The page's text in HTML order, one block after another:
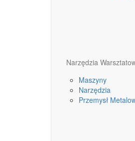
Narzędzia
Maszyny
Narzędzia
Przemysł